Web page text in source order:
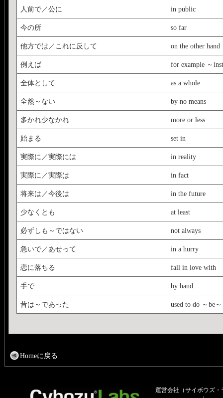
人前で／公に in public
今の所 so far
他方では／これに反して on the other hand
例えば for example ～
全体として as a whole
全然～ない by no means
多かれ少なかれ more or less
始まる set in
実際に／実際には in reality
実際に／実際は in fact
将来は／今後は in the future
少なくとも at least
必ずしも～ではない not always
急いで／あせって in a hurry
恋に落ちる fall in love with
手で by hand
昔は～であった used to do ～be～
Homeに戻る
運営会社（サイボウズ・